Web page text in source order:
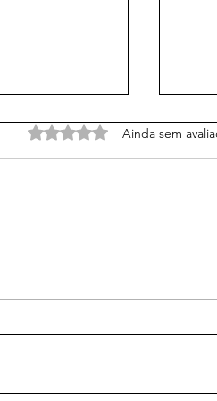
Avaliado com 0 de 5
Ainda sem